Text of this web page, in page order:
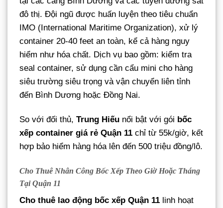
đô thị. Đội ngũ được huấn luyện theo tiêu chuẩn
IMO (International Maritime Organization), xử lý
container 20-40 feet an toàn, kể cả hàng nguy
hiểm như hóa chất. Dịch vụ bao gồm: kiểm tra
seal container, sử dụng cần cẩu mini cho hàng
siêu trường siêu trọng và vận chuyển liên tỉnh
đến Bình Dương hoặc Đồng Nai.
So với đối thủ, Trung Hiếu nổi bật với gói bốc
xếp container giá rẻ Quận 11 chỉ từ 55k/giờ, kết
hợp bảo hiểm hàng hóa lên đến 500 triệu đồng/lô.
Cho Thuê Nhân Công Bốc Xếp Theo Giờ Hoặc Tháng
Tại Quận 11
Cho thuê lao động bốc xếp Quận 11 linh hoạt